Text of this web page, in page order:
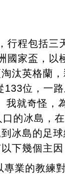
行程包括三
國家盃，以
汰英格蘭
位，一
我就奇怪，
的冰島，
冰島的足
下幾個主因
業的教練